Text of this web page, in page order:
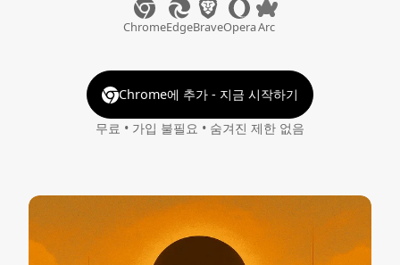
ChromeEdgeBraveOperaArc
Chrome에 추가 - 지금 시작하기
무료 • 가입 불필요 • 숨겨진 제한 없음